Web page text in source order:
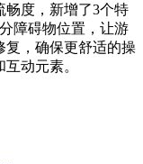
畅度，新增了3个特
障碍物位置，让游
复，确保更舒适的操
动元素。